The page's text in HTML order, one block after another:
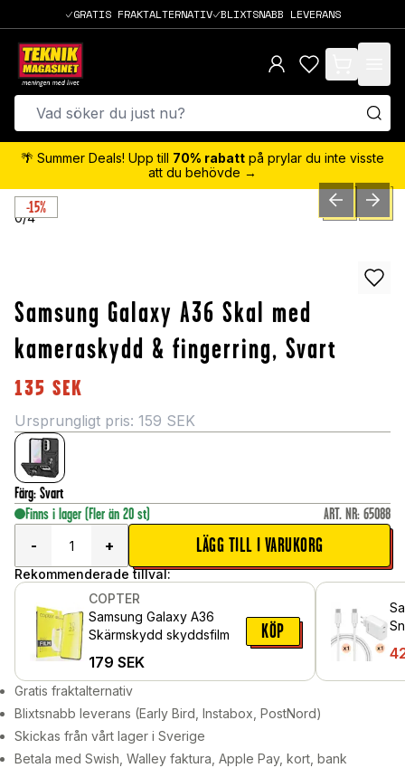
GRATIS FRAKTALTERNATIV BLIXTSNABB LEVERANS
items in cart,
🌴 Summer Deals! Upp till 70% rabatt på prylar du inte visste
att du behövde →
-15%
0/4 PREVIOUSNEXT
Samsung Galaxy A36 Skal med
kameraskydd & fingerring, Svart
135 SEK
Ursprungligt pris: 159 SEK
Färg: Svart
Finns i lager (Fler än 20 st) ART. NR: 65088
-
+ LÄGG TILL I VARUKORG
Rekommenderade tillval:
COPTER
Samsung Galaxy A36
Skärmskydd skyddsfilm
179 SEK
KÖP
Gratis fraktalternativ
Blixtsnabb leverans (Early Bird, Instabox, PostNord)
Skickas från vårt lager i Sverige
Betala med Swish, Walley faktura, Apple Pay, kort, bank